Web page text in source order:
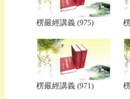
楞嚴經講義 (975)
楞嚴經講義 (971)